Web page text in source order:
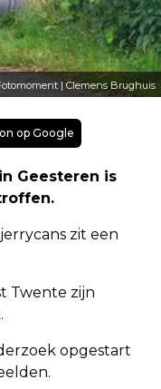
| Clemens Brughuis
op Google
Geesteren is
zit een
Twente zijn
opgestart